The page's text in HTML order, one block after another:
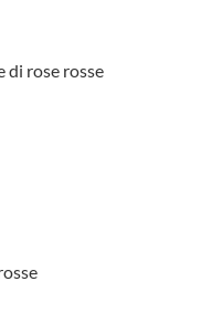
di rose rosse